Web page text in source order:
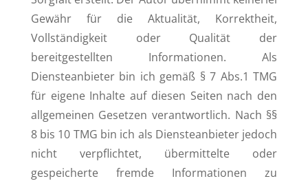
Gewähr für die Aktualität, Korrektheit,
Vollständigkeit oder Qualität der
bereitgestellten Informationen. Als
Diensteanbieter bin ich gemäß § 7 Abs.1 TMG
für eigene Inhalte auf diesen Seiten nach den
allgemeinen Gesetzen verantwortlich. Nach §§
8 bis 10 TMG bin ich als Diensteanbieter jedoch
nicht verpflichtet, übermittelte oder
gespeicherte fremde Informationen zu